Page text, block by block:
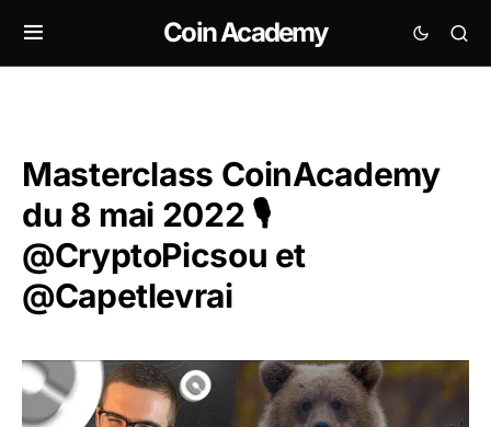
Coin Academy
Masterclass CoinAcademy
du 8 mai 2022 🎙️
@CryptoPicsou et
@Capetlevrai